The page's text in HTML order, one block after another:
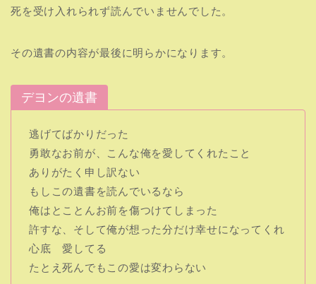
死を受け入れられず読んでいませんでした。
その遺書の内容が最後に明らかになります。
デヨンの遺書
逃げてばかりだった
勇敢なお前が、こんな俺を愛してくれたこと
ありがたく申し訳ない
もしこの遺書を読んでいるなら
俺はとことんお前を傷つけてしまった
許すな、そして俺が想った分だけ幸せになってくれ
心底 愛してる
たとえ死んでもこの愛は変わらない